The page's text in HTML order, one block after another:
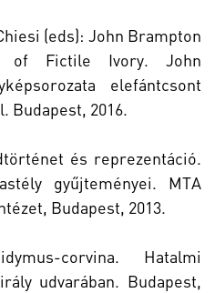
(eds): John Brampton
of Fictile Ivory. John
elefántcsont
Budapest, 2016.
és reprezentáció.
gyűjteményei. MTA
Budapest, 2013.
corvina. Hatalmi
udvarában. Budapest,